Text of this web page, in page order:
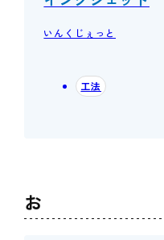
いんくじぇっと
工法
お